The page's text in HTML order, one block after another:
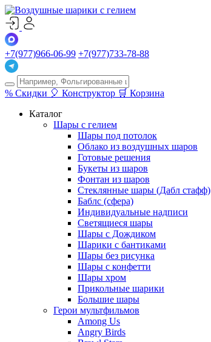
+7(977)966-06-99 +7(977)733-78-88
% Скидки 🎈 Конструктор 🛒 Корзина
Каталог
Шары с гелием
Шары под потолок
Облако из воздушных шаров
Готовые решения
Букеты из шаров
Фонтан из шаров
Стеклянные шары (Дабл стафф)
Баблс (сфера)
Индивидуальные надписи
Светящиеся шары
Шары с Дождиком
Шарики с бантиками
Шары без рисунка
Шары с конфетти
Шары хром
Прикольные шарики
Большие шары
Герои мультфильмов
Among Us
Angry Birds